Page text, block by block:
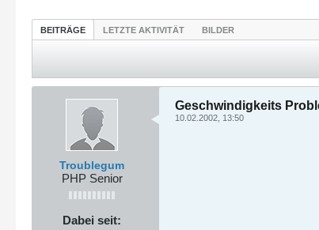
BEITRÄGE LETZTE AKTIVITÄT BILDER
Troublegum
PHP Senior
Dabei seit:
Geschwindigkeits
10.02.2002, 13:50